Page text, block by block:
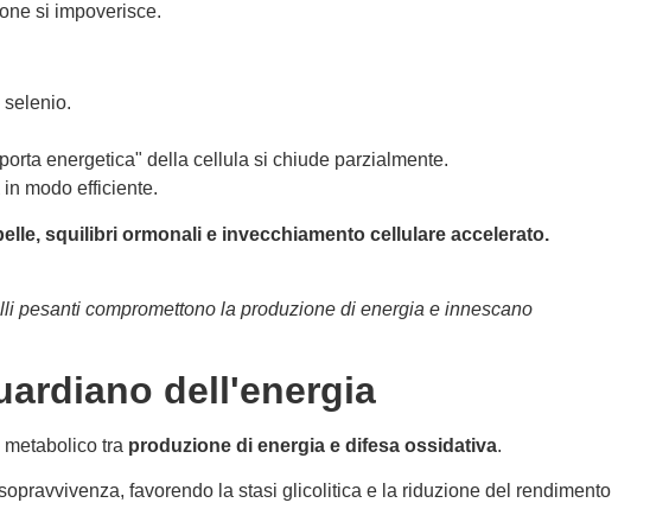
si impoverisce.
energetica" della cellula si chiude parzialmente.
modo efficiente.
squilibri ormonali e invecchiamento cellulare accelerato.
pesanti compromettono la produzione di energia e innescano
dell'energia
tra produzione di energia e difesa ossidativa.
favorendo la stasi glicolitica e la riduzione del rendimento